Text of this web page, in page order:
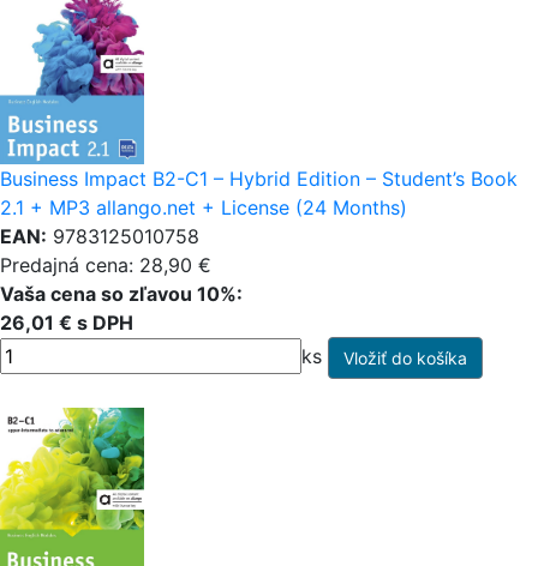
Business Impact B2-C1 – Hybrid Edition – Student’s Book
2.1 + MP3 allango.net + License (24 Months)
EAN: 9783125010758
Predajná cena: 28,90 €
Vaša cena so zľavou 10%:
26,01 € s DPH
ks